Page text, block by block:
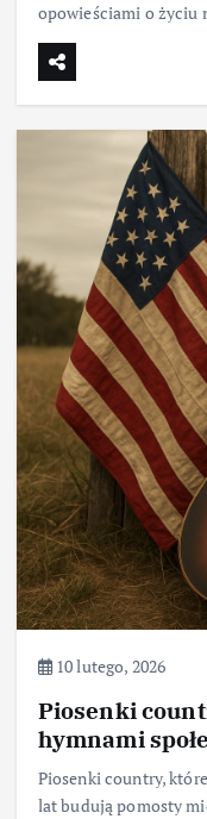
opowieściami o życiu
10 lutego, 2026
Piosenki
hymnami
Piosenki country,
lat budują pomosty